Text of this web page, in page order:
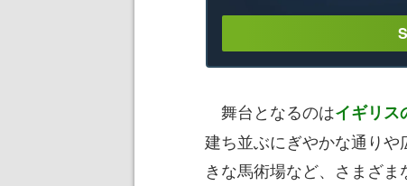
舞台となるのはイギリス
建ち並ぶにぎやかな通り
きな馬術場など、さまざ